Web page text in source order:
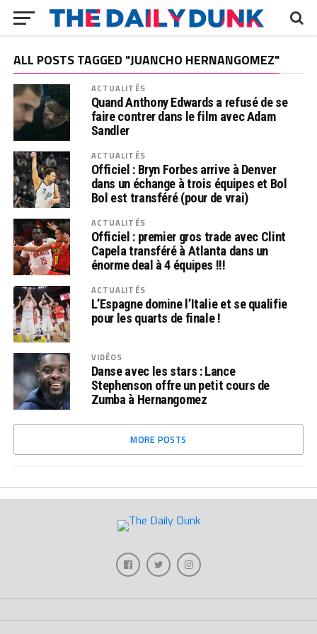
ALL POSTS TAGGED "JUANCHO HERNANGOMEZ"
ACTUALITÉS
Quand Anthony Edwards a refusé de se
faire contrer dans le film avec Adam
Sandler
ACTUALITÉS
Officiel : Bryn Forbes arrive à Denver
dans un échange à trois équipes et Bol
Bol est transféré (pour de vrai)
ACTUALITÉS
Officiel : premier gros trade avec Clint
Capela transféré à Atlanta dans un
énorme deal à 4 équipes !!!
ACTUALITÉS
L’Espagne domine l’Italie et se qualifie
pour les quarts de finale !
VIDÉOS
Danse avec les stars : Lance
Stephenson offre un petit cours de
Zumba à Hernangomez
MORE POSTS